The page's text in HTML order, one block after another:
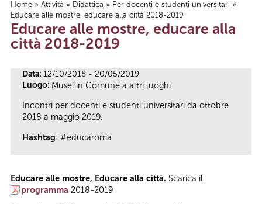
Tu sei qui
Home » Attività » Didattica » Per docenti e studenti universitari »
Educare alle mostre, educare alla città 2018-2019
Educare alle mostre, educare alla
città 2018-2019
Data: 12/10/2018 - 20/05/2019
Luogo: Musei in Comune a altri luoghi
Incontri per docenti e studenti universitari da ottobre
2018 a maggio 2019.
Hashtag: #educaroma
Educare alle mostre, Educare alla città. Scarica il
programma 2018-2019